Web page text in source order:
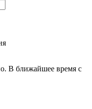
В ближайшее время с